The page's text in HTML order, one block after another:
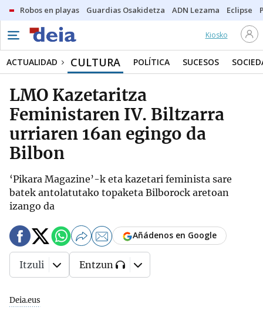
Robos en playas Guardias Osakidetza ADN Lezama Eclipse
Kiosko
ACTUALIDAD CULTURA POLÍTICA SUCESOS
LMO Kazetaritza
Feministaren IV. Biltzarra
urriaren 16an egingo da
Bilbon
‘Pikara Magazine’-k eta kazetari feminista sare
batek antolatutako topaketa Bilborock aretoan
izango da
Deia.eus
Añádenos en Google
Itzuli Entzun